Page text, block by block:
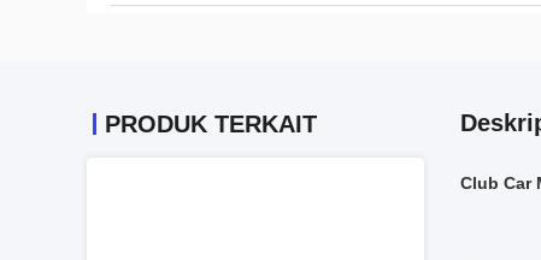
PRODUK TERKAIT
Club Car